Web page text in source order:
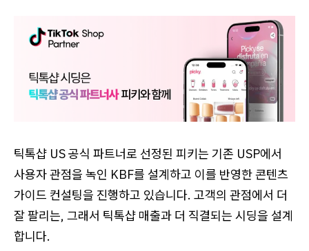
틱톡샵 US 공식 파트너로 선정된 피키는 기존 USP에서
사용자 관점을 녹인 KBF를 설계하고 이를 반영한 콘텐츠
가이드 컨설팅을 진행하고 있습니다. 고객의 관점에서 더
잘 팔리는, 그래서 틱톡샵 매출과 더 직결되는 시딩을 설계
합니다.